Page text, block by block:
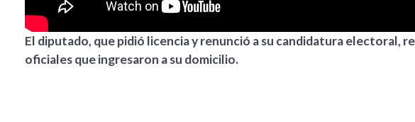
El diputado, que pidió licencia y renunció a su candidatura electoral,
oficiales que ingresaron a su domicilio.